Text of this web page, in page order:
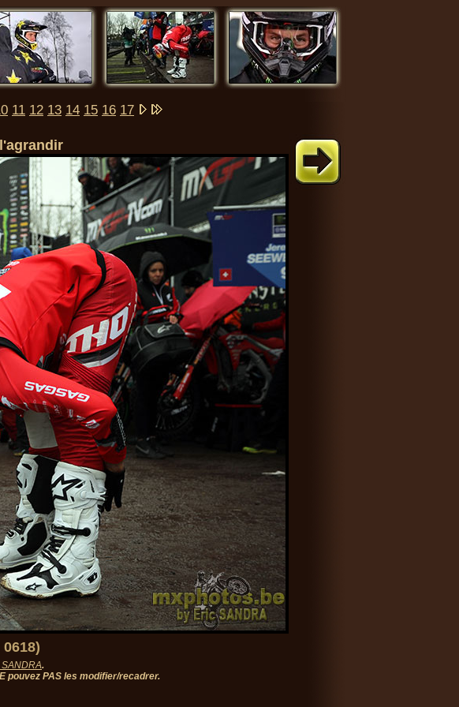
11 12 13 14 15 16 17
.
pouvez PAS les modifier/recadrer.